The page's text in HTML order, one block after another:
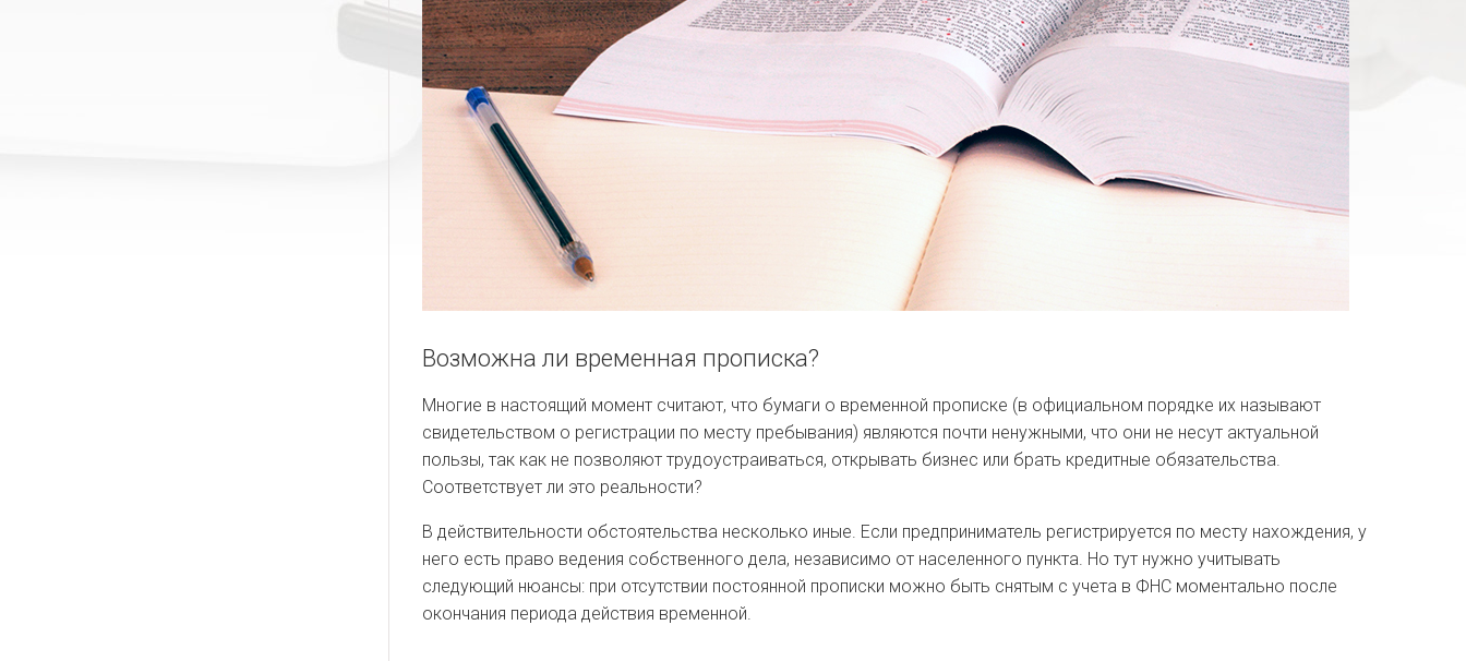
Возможна ли временная прописка?
Многие в настоящий момент считают, что бумаги о временной прописке (в официальном порядке их называют
свидетельством о регистрации по месту пребывания) являются почти ненужными, что они не несут актуальной
пользы, так как не позволяют трудоустраиваться, открывать бизнес или брать кредитные обязательства.
Соответствует ли это реальности?
В действительности обстоятельства несколько иные. Если предприниматель регистрируется по месту нахождения, у
него есть право ведения собственного дела, независимо от населенного пункта. Но тут нужно учитывать
следующий нюансы: при отсутствии постоянной прописки можно быть снятым с учета в ФНС моментально после
окончания периода действия временной.